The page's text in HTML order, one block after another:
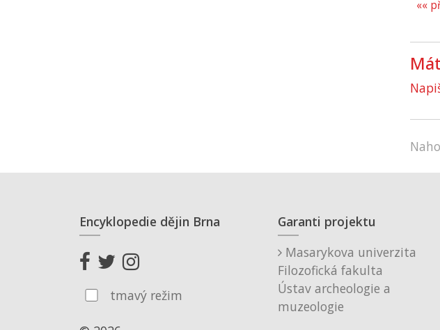
««
Encyklopedie dějin Brna
tmavý režim
Garanti projektu
Masarykova univerzita
Filozofická fakulta
Ústav archeologie a
muzeologie